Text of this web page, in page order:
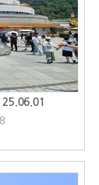
25.06.01